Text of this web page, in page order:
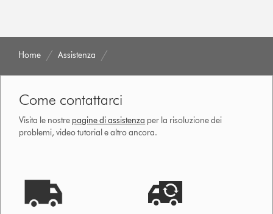
Home Assistenza
Come contattarci
Visita le nostre pagine di assistenza per la risoluzione dei
problemi, video tutorial e altro ancora.